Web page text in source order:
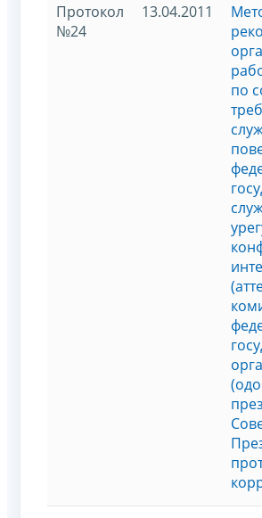
Протокол
№24
13.04.2011
по